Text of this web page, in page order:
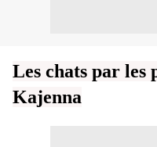
Les chats par
Kajenna